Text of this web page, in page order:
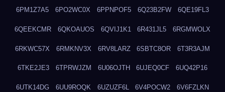
6PM1Z7A5 6PO2WC0X 6PPNPOF5 6Q23B2FW 6QE19FL3
6QEEKCMR 6QKOAUOS 6QVIJ1K1 6R431JL5 6RGMWOLX
6RKWC57X 6RMKNV3X 6RV8LARZ 6SBTC8OR 6T3R3AJM
6TKE2JE3 6TPRWJZM 6U06OJTH 6UJEQ0CF 6UQ42P16
6UTK14DG 6UU9ROQK 6UZUZF6L 6V4POCW2 6V6FZLKN